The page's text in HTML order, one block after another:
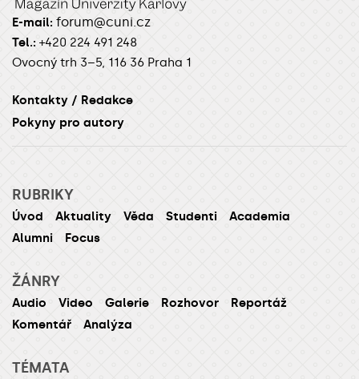
E-mail: forum@cuni.cz
Tel.: +420 224 491 248
Ovocný trh 3–5, 116 36 Praha 1
Kontakty / Redakce
Pokyny pro autory
RUBRIKY
Úvod Aktuality Věda Studenti
Academia
Alumni
Focus
ŽÁNRY
Audio Video Galerie Rozhovor
Reportáž
Komentář
Analýza
TÉMATA